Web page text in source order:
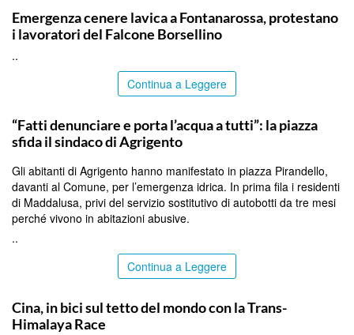
Emergenza cenere lavica a Fontanarossa, protestano
i lavoratori del Falcone Borsellino
..
Continua a Leggere
“Fatti denunciare e porta l’acqua a tutti”: la piazza
sfida il sindaco di Agrigento
Gli abitanti di Agrigento hanno manifestato in piazza Pirandello,
davanti al Comune, per l’emergenza idrica. In prima fila i residenti
di Maddalusa, privi del servizio sostitutivo di autobotti da tre mesi
perché vivono in abitazioni abusive.
..
Continua a Leggere
Cina, in bici sul tetto del mondo con la Trans-
Himalaya Race